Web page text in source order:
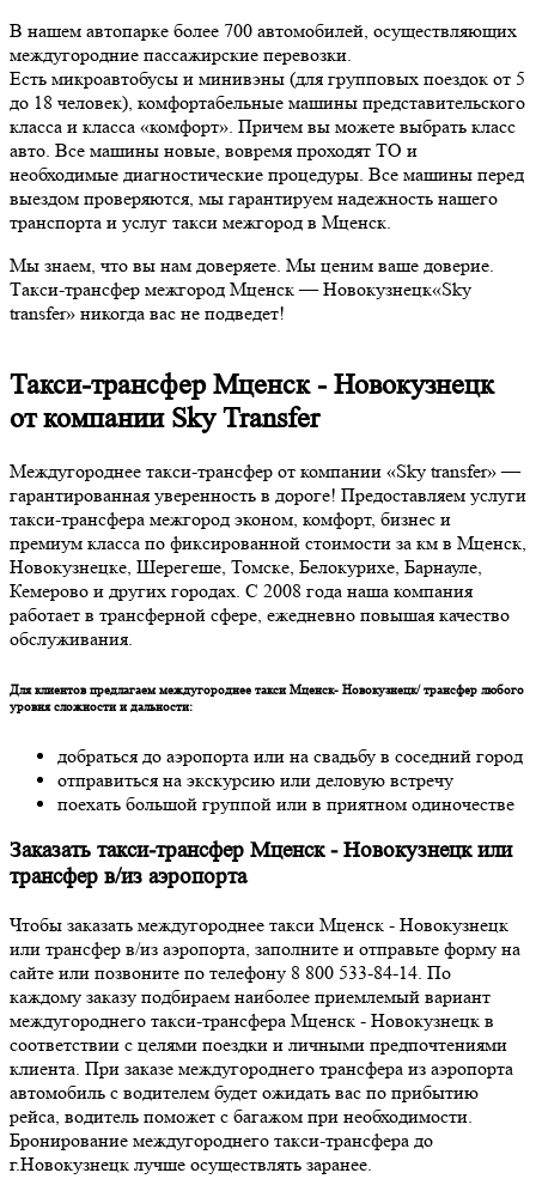
В нашем автопарке более 700 автомобилей, осуществляющих
междугородние пассажирские перевозки.
Есть микроавтобусы и минивэны (для групповых поездок от 5
до 18 человек), комфортабельные машины представительского
класса и класса «комфорт». Причем вы можете выбрать класс
авто. Все машины новые, вовремя проходят ТО и
необходимые диагностические процедуры. Все машины перед
выездом проверяются, мы гарантируем надежность нашего
транспорта и услуг такси межгород в Мценск.
Мы знаем, что вы нам доверяете. Мы ценим ваше доверие.
Такси-трансфер межгород Мценск — Новокузнецк«Sky
transfer» никогда вас не подведет!
Такси-трансфер Мценск - Новокузнецк
от компании Sky Transfer
Междугороднее такси-трансфер от компании «Sky transfer» —
гарантированная уверенность в дороге! Предоставляем услуги
такси-трансфера межгород эконом, комфорт, бизнес и
премиум класса по фиксированной стоимости за км в Мценск,
Новокузнецке, Шерегеше, Томске, Белокурихе, Барнауле,
Кемерово и других городах. С 2008 года наша компания
работает в трансферной сфере, ежедневно повышая качество
обслуживания.
Для клиентов предлагаем междугороднее такси Мценск- Новокузнецк/ трансфер любого
уровня сложности и дальности:
добраться до аэропорта или на свадьбу в соседний город
отправиться на экскурсию или деловую встречу
поехать большой группой или в приятном одиночестве
Заказать такси-трансфер Мценск - Новокузнецк или
трансфер в/из аэропорта
Чтобы заказать междугороднее такси Мценск - Новокузнецк
или трансфер в/из аэропорта, заполните и отправьте форму на
сайте или позвоните по телефону 8 800 533-84-14. По
каждому заказу подбираем наиболее приемлемый вариант
междугороднего такси-трансфера Мценск - Новокузнецк в
соответствии с целями поездки и личными предпочтениями
клиента. При заказе междугороднего трансфера из аэропорта
автомобиль с водителем будет ожидать вас по прибытию
рейса, водитель поможет с багажом при необходимости.
Бронирование междугороднего такси-трансфера до
г.Новокузнецк лучше осуществлять заранее.